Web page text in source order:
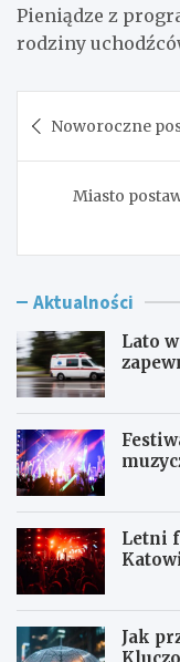
Pieniądze z
rodziny
wpisu
Noworoczne
Miasto
Aktualności
Lato
Letni
Jak